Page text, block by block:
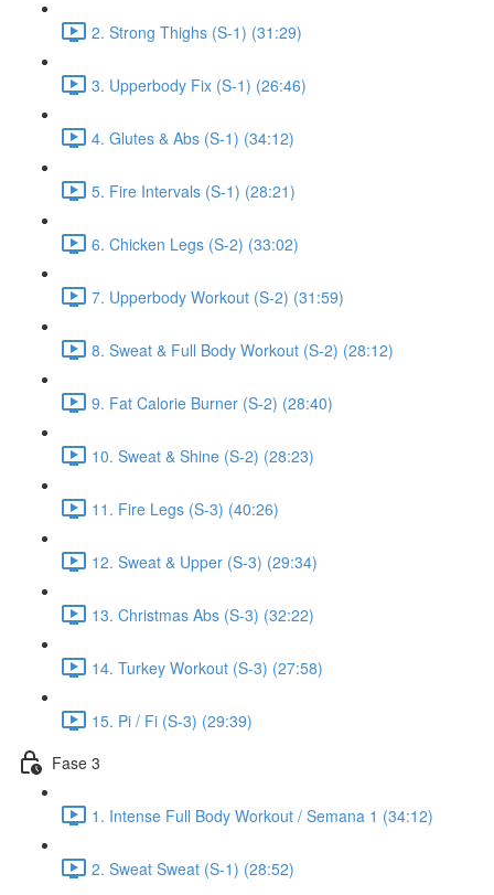
2. Strong Thighs (S-1) (31:29)
3. Upperbody Fix (S-1) (26:46)
4. Glutes & Abs (S-1) (34:12)
5. Fire Intervals (S-1) (28:21)
6. Chicken Legs (S-2) (33:02)
7. Upperbody Workout (S-2) (31:59)
8. Sweat & Full Body Workout (S-2) (28:12)
9. Fat Calorie Burner (S-2) (28:40)
10. Sweat & Shine (S-2) (28:23)
11. Fire Legs (S-3) (40:26)
12. Sweat & Upper (S-3) (29:34)
13. Christmas Abs (S-3) (32:22)
14. Turkey Workout (S-3) (27:58)
15. Pi / Fi (S-3) (29:39)
Fase 3
1. Intense Full Body Workout / Semana 1 (34:12)
2. Sweat Sweat (S-1) (28:52)